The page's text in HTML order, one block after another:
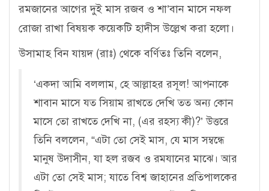
রমজানের আগের দুই মাস রজব ও শা’বান মাসে নফল
রোজা রাখা বিষয়ক কয়েকটি হাদীস উল্লেখ করা হলো।
উসামাহ বিন যায়দ (রাঃ) থেকে বর্ণিতঃ তিনি বলেন,
‘একদা আমি বললাম, হে আল্লাহর রসূল! আপনাকে
শাবান মাসে যত সিয়াম রাখতে দেখি তত অন্য কোন
মাসে তো রাখতে দেখি না, (এর রহস্য কী)?’ উত্তরে
তিনি বললেন, “এটা তো সেই মাস, যে মাস সম্বন্ধে
মানুষ উদাসীন, যা হল রজব ও রমযানের মাঝে। আর
এটা তো সেই মাস; যাতে বিশ্ব জাহানের প্রতিপালকের